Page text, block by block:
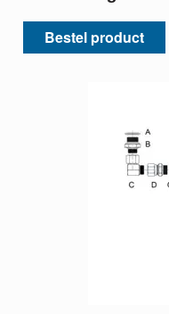
Bestel product